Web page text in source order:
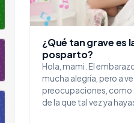
¿Qué tan grave es
posparto?
Hola, mami. El
mucha alegría, pero a
preocupaciones, como
de la que tal vez ya